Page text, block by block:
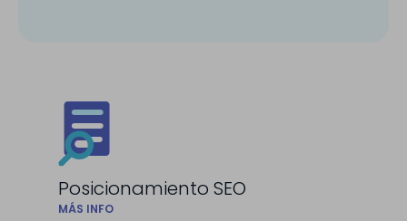
Posicionamiento SEO
MÁS INFO